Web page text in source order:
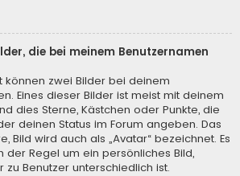
die bei meinem Benutzernamen
können zwei Bilder bei deinem
Eines dieser Bilder ist meist mit deinem
dies Sterne, Kästchen oder Punkte, die
deinen Status im Forum angeben. Das
Bild wird auch als „Avatar“ bezeichnet. Es
der Regel um ein persönliches Bild,
zu Benutzer unterschiedlich ist.